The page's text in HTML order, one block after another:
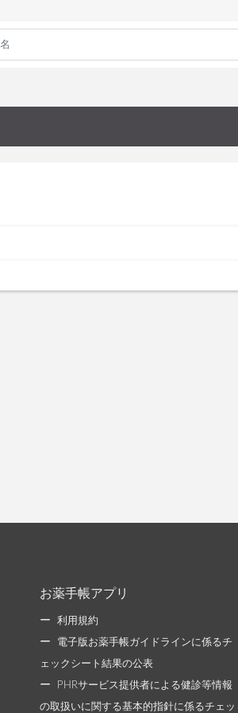
お薬手帳アプリ
利用規約
電子版お薬手帳ガイドラインに係るチ
ェックシート結果の公表
PHRサービス提供者による健診等情報
の取扱いに関する基本的指針に係るチェッ